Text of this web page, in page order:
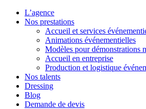
L’agence
Nos prestations
Accueil et services
Animations événementielles
Modèles pour démonstrations
Accueil en entreprise
Production et logistique
Nos talents
Dressing
Blog
Demande de devis